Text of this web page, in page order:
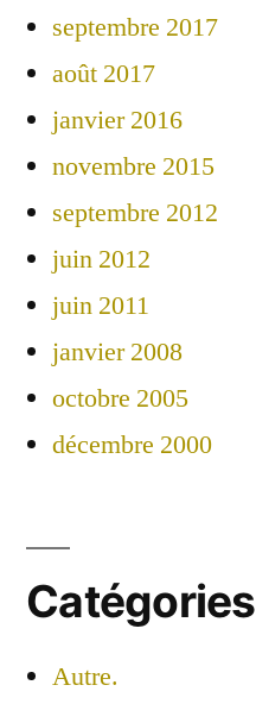
septembre 2017
août 2017
janvier 2016
novembre 2015
septembre 2012
juin 2012
juin 2011
janvier 2008
octobre 2005
décembre 2000
Catégories
Autre.